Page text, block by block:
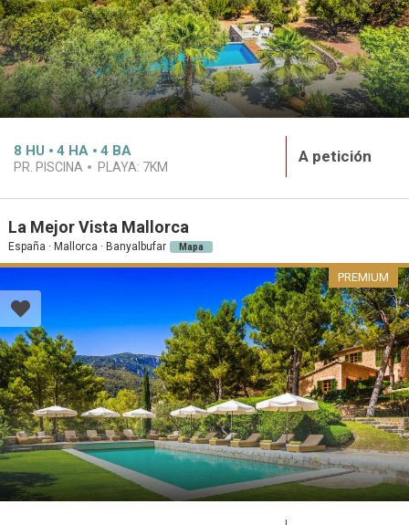
8 HU 4 HA 4 BA
PR. PISCINA PLAYA: 7KM
A petición
La Mejor Vista Mallorca
España · Mallorca · Banyalbufar Mapa
PREMIUM